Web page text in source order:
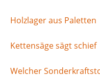
Holzlager aus Paletten
Kettensäge sägt schief
Welcher